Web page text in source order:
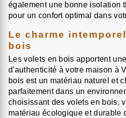
également une bonne isolation
pour un confort optimal dans
Le charme
bois
Les volets en bois apportent
d'authenticité à votre maison à
bois est un matériau naturel et
parfaitement dans un
choisissant des volets en bois,
matériau écologique et durable